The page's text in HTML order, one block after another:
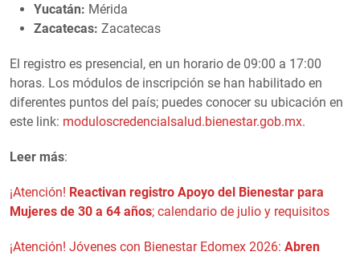
Yucatán: Mérida
Zacatecas: Zacatecas
El registro es presencial, en un horario de 09:00 a 17:00
horas. Los módulos de inscripción se han habilitado en
diferentes puntos del país; puedes conocer su ubicación en
este link: moduloscredencialsalud.bienestar.gob.mx.
Leer más:
¡Atención! Reactivan registro Apoyo del Bienestar para
Mujeres de 30 a 64 años; calendario de julio y requisitos
¡Atención! Jóvenes con Bienestar Edomex 2026: Abren